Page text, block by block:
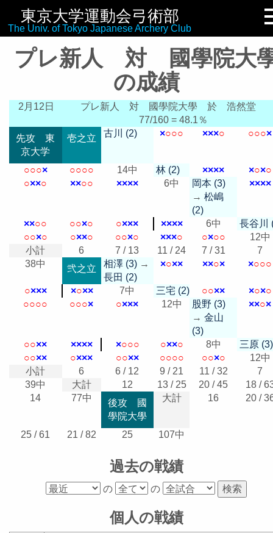
東京大学運動会弓術部
The Univ. of Tokyo Japanese Archery Club
リンク集
プレ新人 対 國學院大
の成績
2月12日 プレ新人 対 國學院大學
於 浩然堂
77/160 = 48.1％
先攻 東
京大学
壱之立 古川 (2) ×○○○ ×××○ ○○○×
○○○× ○○○○ 14中 林 (2) ×××× ×○×○
○××○ ××○○ ×××× 6中
岡本 (3)
→松嶋
(2)
××××
××○○ ○○×○ ○××× ×××× 6中
長谷川
○○×○ ○××○ ○○×○ ×××○ ○×○○
12中
小計
6 7 / 13 11 / 24 7 / 31
7
38中
弐之立 相澤 (3)→
長田 (2)
×○×× ××○× ×○○○
○××× ×○×× 7中 三宅 (2) ○○×× ×○×○
○○○○ ○○○× ○××× 12中
股野 (3)
→金山
(3)
××○×
○○×× ×××× ×○○○ ○××○ 8中
三原 (3)
○○×× ○××× ○○×× ○○○○ ○○×○
12中
小計
6 6 / 12 9 / 21 11 / 32
7
39中
大計 12 13 / 25 20 / 45
18 /
14
77中
後攻 國
學院大學
大計 16 20 /
25 / 61 21 / 82 25 107中
過去の戦績
の の
個人の戦績